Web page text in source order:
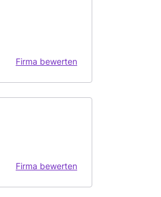
Firma bewerten
Firma bewerten